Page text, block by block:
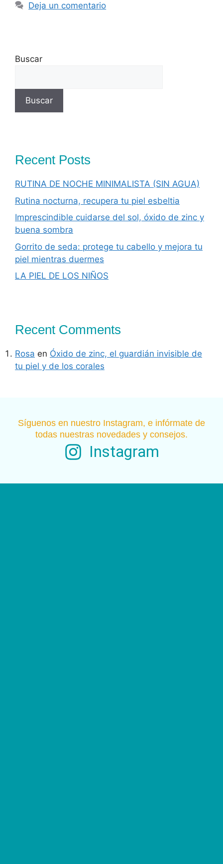
Deja un comentario
Buscar
Buscar
Recent Posts
RUTINA DE NOCHE MINIMALISTA (SIN AGUA)
Rutina nocturna, recupera tu piel esbeltia
Imprescindible cuidarse del sol, óxido de zinc y
buena sombra
Gorrito de seda: protege tu cabello y mejora tu
piel mientras duermes
LA PIEL DE LOS NIÑOS
Recent Comments
Rosa en Óxido de zinc, el guardián invisible de
tu piel y de los corales
Síguenos en nuestro Instagram, e infórmate de
todas nuestras novedades y consejos.
Instagram